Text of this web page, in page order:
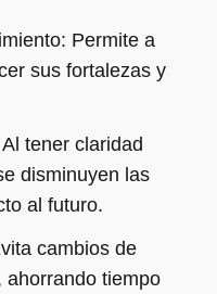
Permite a
sus fortalezas y
tener claridad
disminuyen las
al futuro.
cambios de
ahorrando tiempo